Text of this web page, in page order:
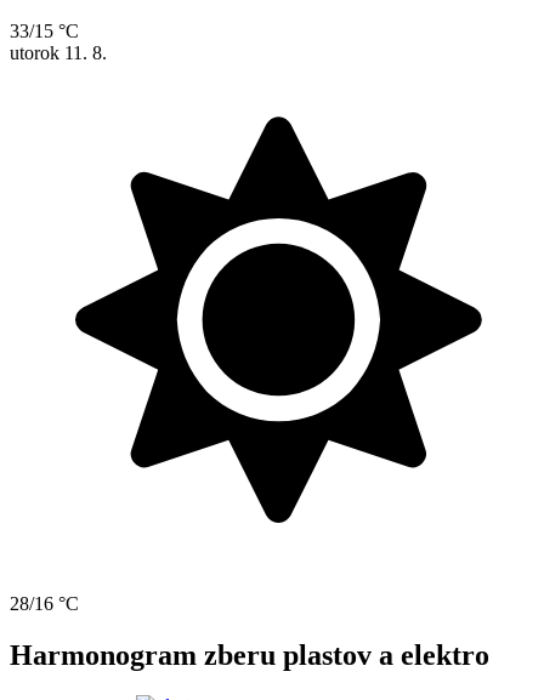
33/15 °C
utorok 11. 8.
28/16 °C
Harmonogram zberu plastov a elektro